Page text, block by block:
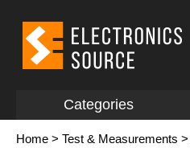
Categories
Home > Test & Measurements >